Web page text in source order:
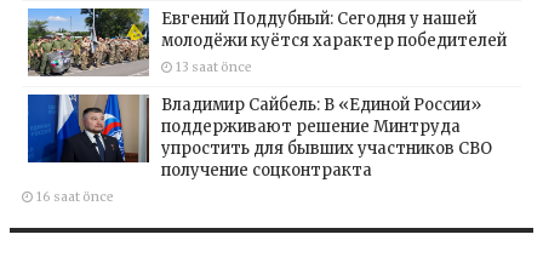
Евгений Поддубный: Сегодня у нашей
молодёжи куётся характер победителей
13 saat önce
Владимир Сайбель: В «Единой России»
поддерживают решение Минтруда
упростить для бывших участников СВО
получение соцконтракта
16 saat önce